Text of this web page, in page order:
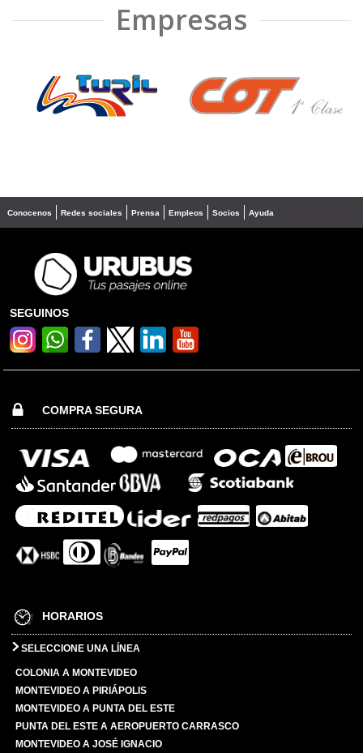
Empresas
❮ ❯
Conocenos Redes sociales Prensa Empleos Socios Ayuda
SEGUINOS
COMPRA SEGURA
HORARIOS
SELECCIONE UNA LÍNEA
COLONIA A MONTEVIDEO
MONTEVIDEO A PIRIÁPOLIS
MONTEVIDEO A PUNTA DEL ESTE
PUNTA DEL ESTE A AEROPUERTO CARRASCO
MONTEVIDEO A JOSÉ IGNACIO